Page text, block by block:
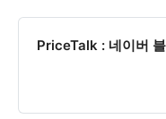
PriceTalk : 네이버